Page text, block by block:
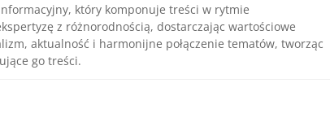
który komponuje treści w rytmie
z różnorodnością, dostarczając wartościowe
aktualność i harmonijne połączenie tematów, tworząc
go treści.